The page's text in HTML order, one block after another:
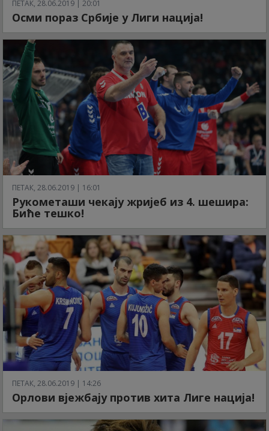
ПЕТАК, 28.06.2019 | 20:01
Осми пораз Србије у Лиги нација!
ПЕТАК, 28.06.2019 | 16:01
Рукометаши чекају жријеб из 4. шешира:
Биће тешко!
ПЕТАК, 28.06.2019 | 14:26
Орлови вјежбају против хита Лиге нација!